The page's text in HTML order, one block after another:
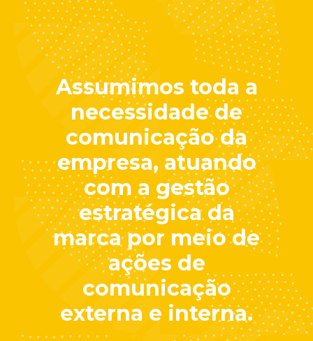
Assumimos toda a
necessidade de
comunicação da
empresa, atuando
com a gestão
estratégica da
marca por meio de
ações de
comunicação
externa e interna.